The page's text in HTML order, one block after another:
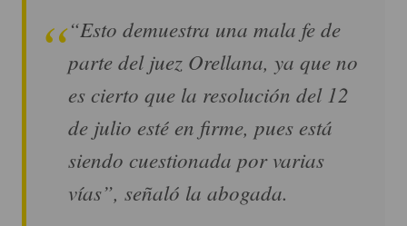
es cierto que la resolución del 12
de julio esté en firme, pues está
siendo cuestionada por varias
vías”, señaló la abogada.
Reiteró que no es una resolución que en